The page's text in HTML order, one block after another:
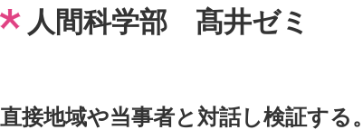
人間科学部 髙井ゼミ
直接地域や当事者と対話し検証する。